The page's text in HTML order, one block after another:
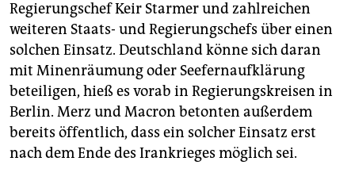
Regierungschef Keir Starmer und zahlreichen
weiteren Staats- und Regierungschefs über einen
solchen Einsatz. Deutschland könne sich daran
mit Minenräumung oder Seefernaufklärung
beteiligen, hieß es vorab in Regierungskreisen in
Berlin. Merz und Macron betonten außerdem
bereits öffentlich, dass ein solcher Einsatz erst
nach dem Ende des Irankrieges möglich sei.